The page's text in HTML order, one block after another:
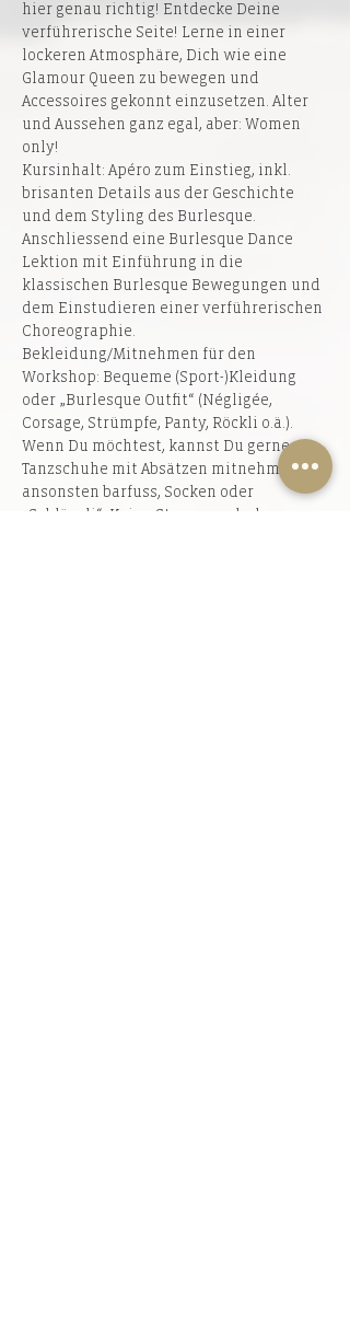
hier genau richtig! Entdecke Deine
verführerische Seite! Lerne in einer
lockeren Atmosphäre, Dich wie eine
Glamour Queen zu bewegen und
Accessoires gekonnt einzusetzen. Alter
und Aussehen ganz egal, aber: Women
only!
Kursinhalt: Apéro zum Einstieg, inkl.
brisanten Details aus der Geschichte
und dem Styling des Burlesque.
Anschliessend eine Burlesque Dance
Lektion mit Einführung in die
klassischen Burlesque Bewegungen und
dem Einstudieren einer verführerischen
Choreographie.
Bekleidung/Mitnehmen für den
Workshop: Bequeme (Sport-)Kleidung
oder „Burlesque Outfit“ (Négligée,
Corsage, Strümpfe, Panty, Röckli o.ä.).
Wenn Du möchtest, kannst Du gerne
Tanzschuhe mit Absätzen mitnehmen,
ansonsten barfuss, Socken oder
„Schlärpli“. Keine Strassenschuhe.